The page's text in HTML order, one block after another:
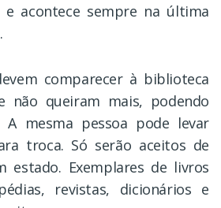
e acontece sempre na última
comparecer à biblioteca
não queiram mais, podendo
mesma pessoa pode levar
troca. Só serão aceitos de
estado. Exemplares de livros
revistas, dicionários e